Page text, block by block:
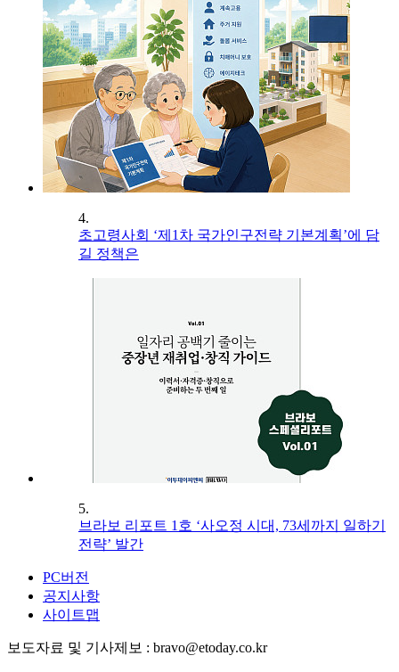
4.
초고령사회 ‘제1차 국가인구전략 기본계획’에 담
길 정책은
5.
브라보 리포트 1호 ‘사오정 시대, 73세까지 일하기
전략’ 발간
PC버전
공지사항
사이트맵
보도자료 및 기사제보 : bravo@etoday.co.kr